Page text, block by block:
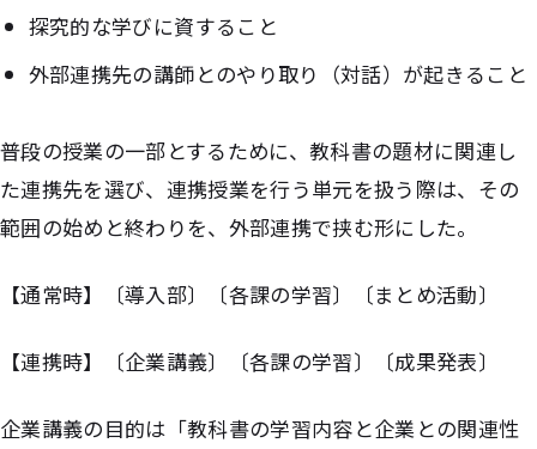
探究的な学びに資すること
外部連携先の講師とのやり取り（対話）が起きること
普段の授業の一部とするために、教科書の題材に関連し
た連携先を選び、連携授業を行う単元を扱う際は、その
範囲の始めと終わりを、外部連携で挟む形にした。
【通常時】〔導入部〕〔各課の学習〕〔まとめ活動〕
【連携時】〔企業講義〕〔各課の学習〕〔成果発表〕
企業講義の目的は「教科書の学習内容と企業との関連性